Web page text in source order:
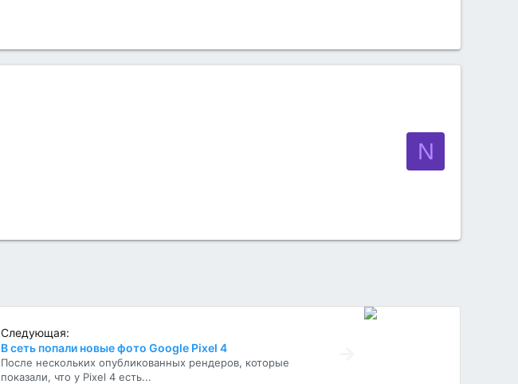
N
Следующая:
В сеть попали новые фото Google Pixel 4
После нескольких опубликованных рендеров, которые
показали, что у Pixel 4 есть...